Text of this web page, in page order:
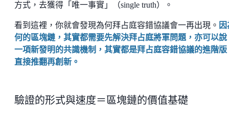
方式，去獲得「唯一事實」（single truth）。
看到這裡，你就會發現為何拜占庭容錯協議會一再出現。
何的區塊鏈，其實都需要先解決拜占庭將軍問題，亦可以說
一項新發明的共識機制，其實都是拜占庭容錯協議的進階版
直接推翻再創新。
驗證的形式與速度＝區塊鏈的價值基礎